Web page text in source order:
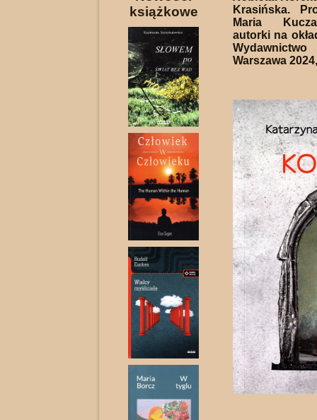
książkowe
Krasińska.
Maria
autorki na
Warszawa